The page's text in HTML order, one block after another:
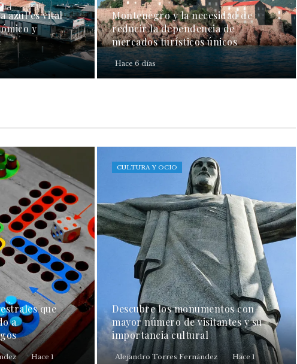
azul es vital
y
Montenegro y la necesidad de
reducir la dependencia de
mercados turísticos únicos
Hace 6 días
que
a
Hace 1
CULTURA Y OCIO
Descubre los monumentos con
mayor número de visitantes y su
importancia cultural
Alejandro Torres Fernández
Hace 1